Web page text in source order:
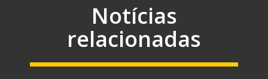
Notícias
relacionadas